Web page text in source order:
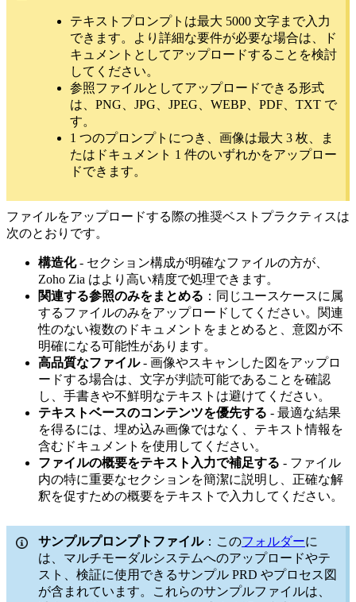
テキストプロンプトは最大 5000 文字まで入力
できます。より詳細な要件が必要な場合は、ド
キュメントとしてアップロードすることを検討
してください。
参照ファイルとしてアップロードできる形式
は、PNG、JPG、JPEG、WEBP、PDF、TXT で
す。
1 つのプロンプトにつき、画像は最大 3 枚、ま
たはドキュメント 1 件のいずれかをアップロー
ドできます。
ファイルをアップロードする際の推奨ベストプラクティスは
次のとおりです。
構造化- セクション構成が明確なファイルの方が、
Zoho Zia はより高い精度で処理できます。
関連する参照のみをまとめる ：同じユースケースに属
するファイルのみをアップロードしてください。関連
性のない複数のドキュメントをまとめると、意図が不
明確になる可能性があります。
高品質なファイル- 画像やスキャンした図をアップロ
ードする場合は、文字が判読可能であることを確認
し、手書きや不鮮明なテキストは避けてください。
テキストベースのコンテンツを優先する - 最適な結果
を得るには、埋め込み画像ではなく、テキスト情報を
含むドキュメントを使用してください。
ファイルの概要をテキスト入力で補足する - ファイル
内の特に重要なセクションを簡潔に説明し、正確な解
釈を促すための概要をテキストで入力してください。
サンプルプロンプトファイル：このフォルダーに
は、マルチモーダルシステムへのアップロードやテ
スト、検証に使用できるサンプル PRD やプロセス図
が含まれています。これらのサンプルファイルは、